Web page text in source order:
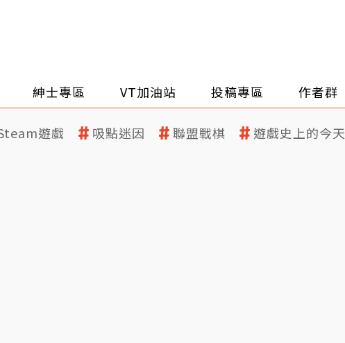
紳士專區 VT加油站 投稿專區 作者群
遊戲 吸點迷因 聯盟戰棋 遊戲史上的今天